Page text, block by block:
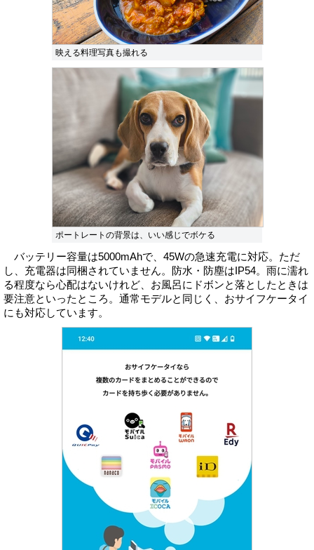
映える料理写真も撮れる
ポートレートの背景は、いい感じでボケる
バッテリー容量は5000mAhで、45Wの急速充電に対応。ただ
し、充電器は同梱されていません。防水・防塵はIP54。雨に濡れ
る程度なら心配はないけれど、お風呂にドボンと落としたときは
要注意といったところ。通常モデルと同じく、おサイフケータイ
にも対応しています。